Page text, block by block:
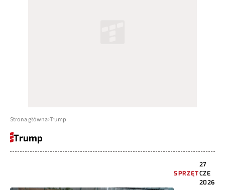
Strona główna Trump
Trump
SPRZĘT
27
CZE
2026